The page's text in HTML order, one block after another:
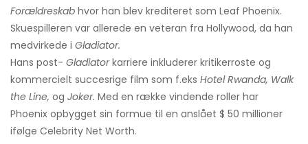
Forældreskab hvor han blev krediteret som Leaf Phoenix.
Skuespilleren var allerede en veteran fra Hollywood, da han
medvirkede i Gladiator.
Hans post- Gladiatorkarriere inkluderer kritikerroste og
kommercielt succesrige film som f.eks Hotel Rwanda, Walk
the Line, og Joker. Med en række vindende roller har
Phoenix opbygget sin formue til en anslået $ 50 millioner
ifølge Celebrity Net Worth.